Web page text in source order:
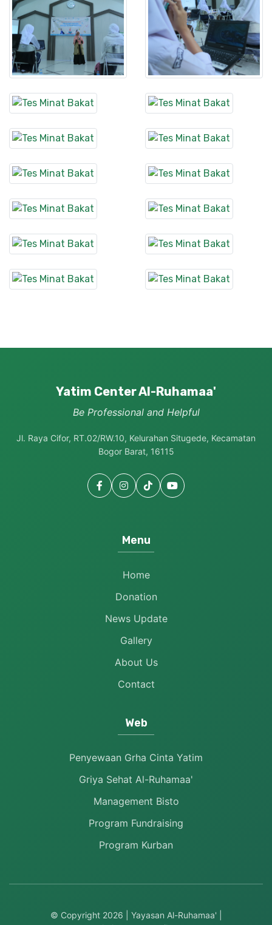
Yatim Center Al-Ruhamaa'
Be Professional and Helpful
Jl. Raya Cifor, RT.02/RW.10, Kelurahan Situgede, Kecamatan
Bogor Barat, 16115
Menu
Home
Donation
News Update
Gallery
About Us
Contact
Web
Penyewaan Grha Cinta Yatim
Griya Sehat Al-Ruhamaa'
Management Bisto
Program Fundraising
Program Kurban
© Copyright 2026 | Yayasan Al-Ruhamaa' |